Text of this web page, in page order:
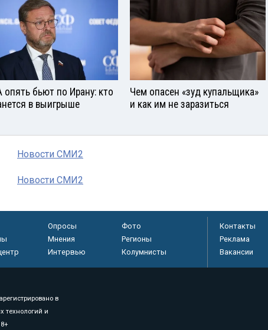
бьют по Ирану: кто
в выигрыше
Чем опасен «зуд купальщика»
и как им не заразиться
Новости СМИ2
Новости СМИ2
Опросы
Фото
Мнения
Регионы
Интервью Колумнисты
Контакты
Реклама
Вакансии
в
технологий и